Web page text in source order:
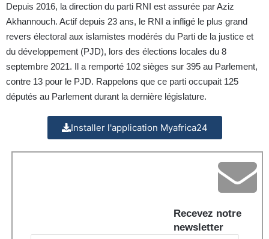
Depuis 2016, la direction du parti RNI est assurée par Aziz
Akhannouch. Actif depuis 23 ans, le RNI a infligé le plus grand
revers électoral aux islamistes modérés du Parti de la justice et
du développement (PJD), lors des élections locales du 8
septembre 2021. Il a remporté 102 sièges sur 395 au Parlement,
contre 13 pour le PJD. Rappelons que ce parti occupait 125
députés au Parlement durant la dernière législature.
Installer l'application Myafrica24
Recevez notre
newsletter